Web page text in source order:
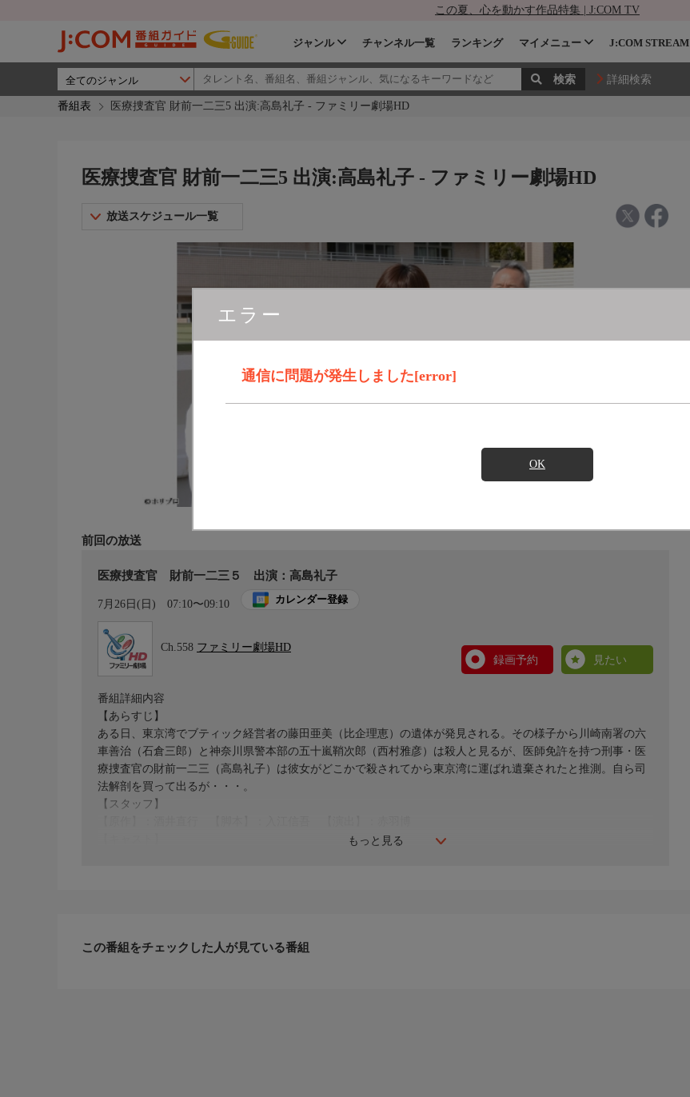
この夏、心を動かす作品特集 | J:COM TV
ジャンル チャンネル一覧 ランキング マイメニュー J:COM STREAM
詳細検索
番組表 医療捜査官 財前一二三5 出演:高島礼子 - ファミリー劇場HD
エラー
通信に問題が発生しました[error]
OK
医療捜査官 財前一二三5 出演:高島礼子 - ファミリー劇場HD
放送スケジュール一覧
前回の放送
医療捜査官 財前一二三５ 出演：高島礼子
7月26日(日) 07:10〜09:10 カレンダー登録
Ch.558 ファミリー劇場HD
録画予約
見たい
もっと見る
番組詳細内容
【あらすじ】
ある日、東京湾でブティック経営者の藤田亜美（比企理恵）の遺体が発見される。その様子から川崎南署の六
車善治（石倉三郎）と神奈川県警本部の五十嵐鞘次郎（西村雅彦）は殺人と見るが、医師免許を持つ刑事・医
療捜査官の財前一二三（高島礼子）は彼女がどこかで殺されてから東京湾に運ばれ遺棄されたと推測。自ら司
法解剖を買って出るが・・・。
【スタッフ】
2014年初放送
この番組をチェックした人が見ている番組